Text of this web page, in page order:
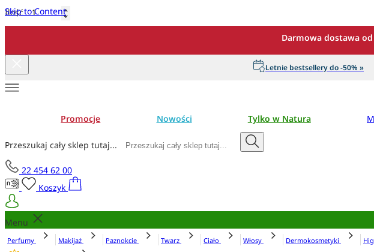
Skip to Content
Darmowa dostawa od
Letnie bestsellery do -50% »
Promocje Nowości Tylko w Natura
Przeszukaj cały sklep tutaj...
22 454 62 00
Koszyk
Menu
Perfumy Makijaż Paznokcie Twarz Ciało Włosy Dermokosmetyki
Ilość